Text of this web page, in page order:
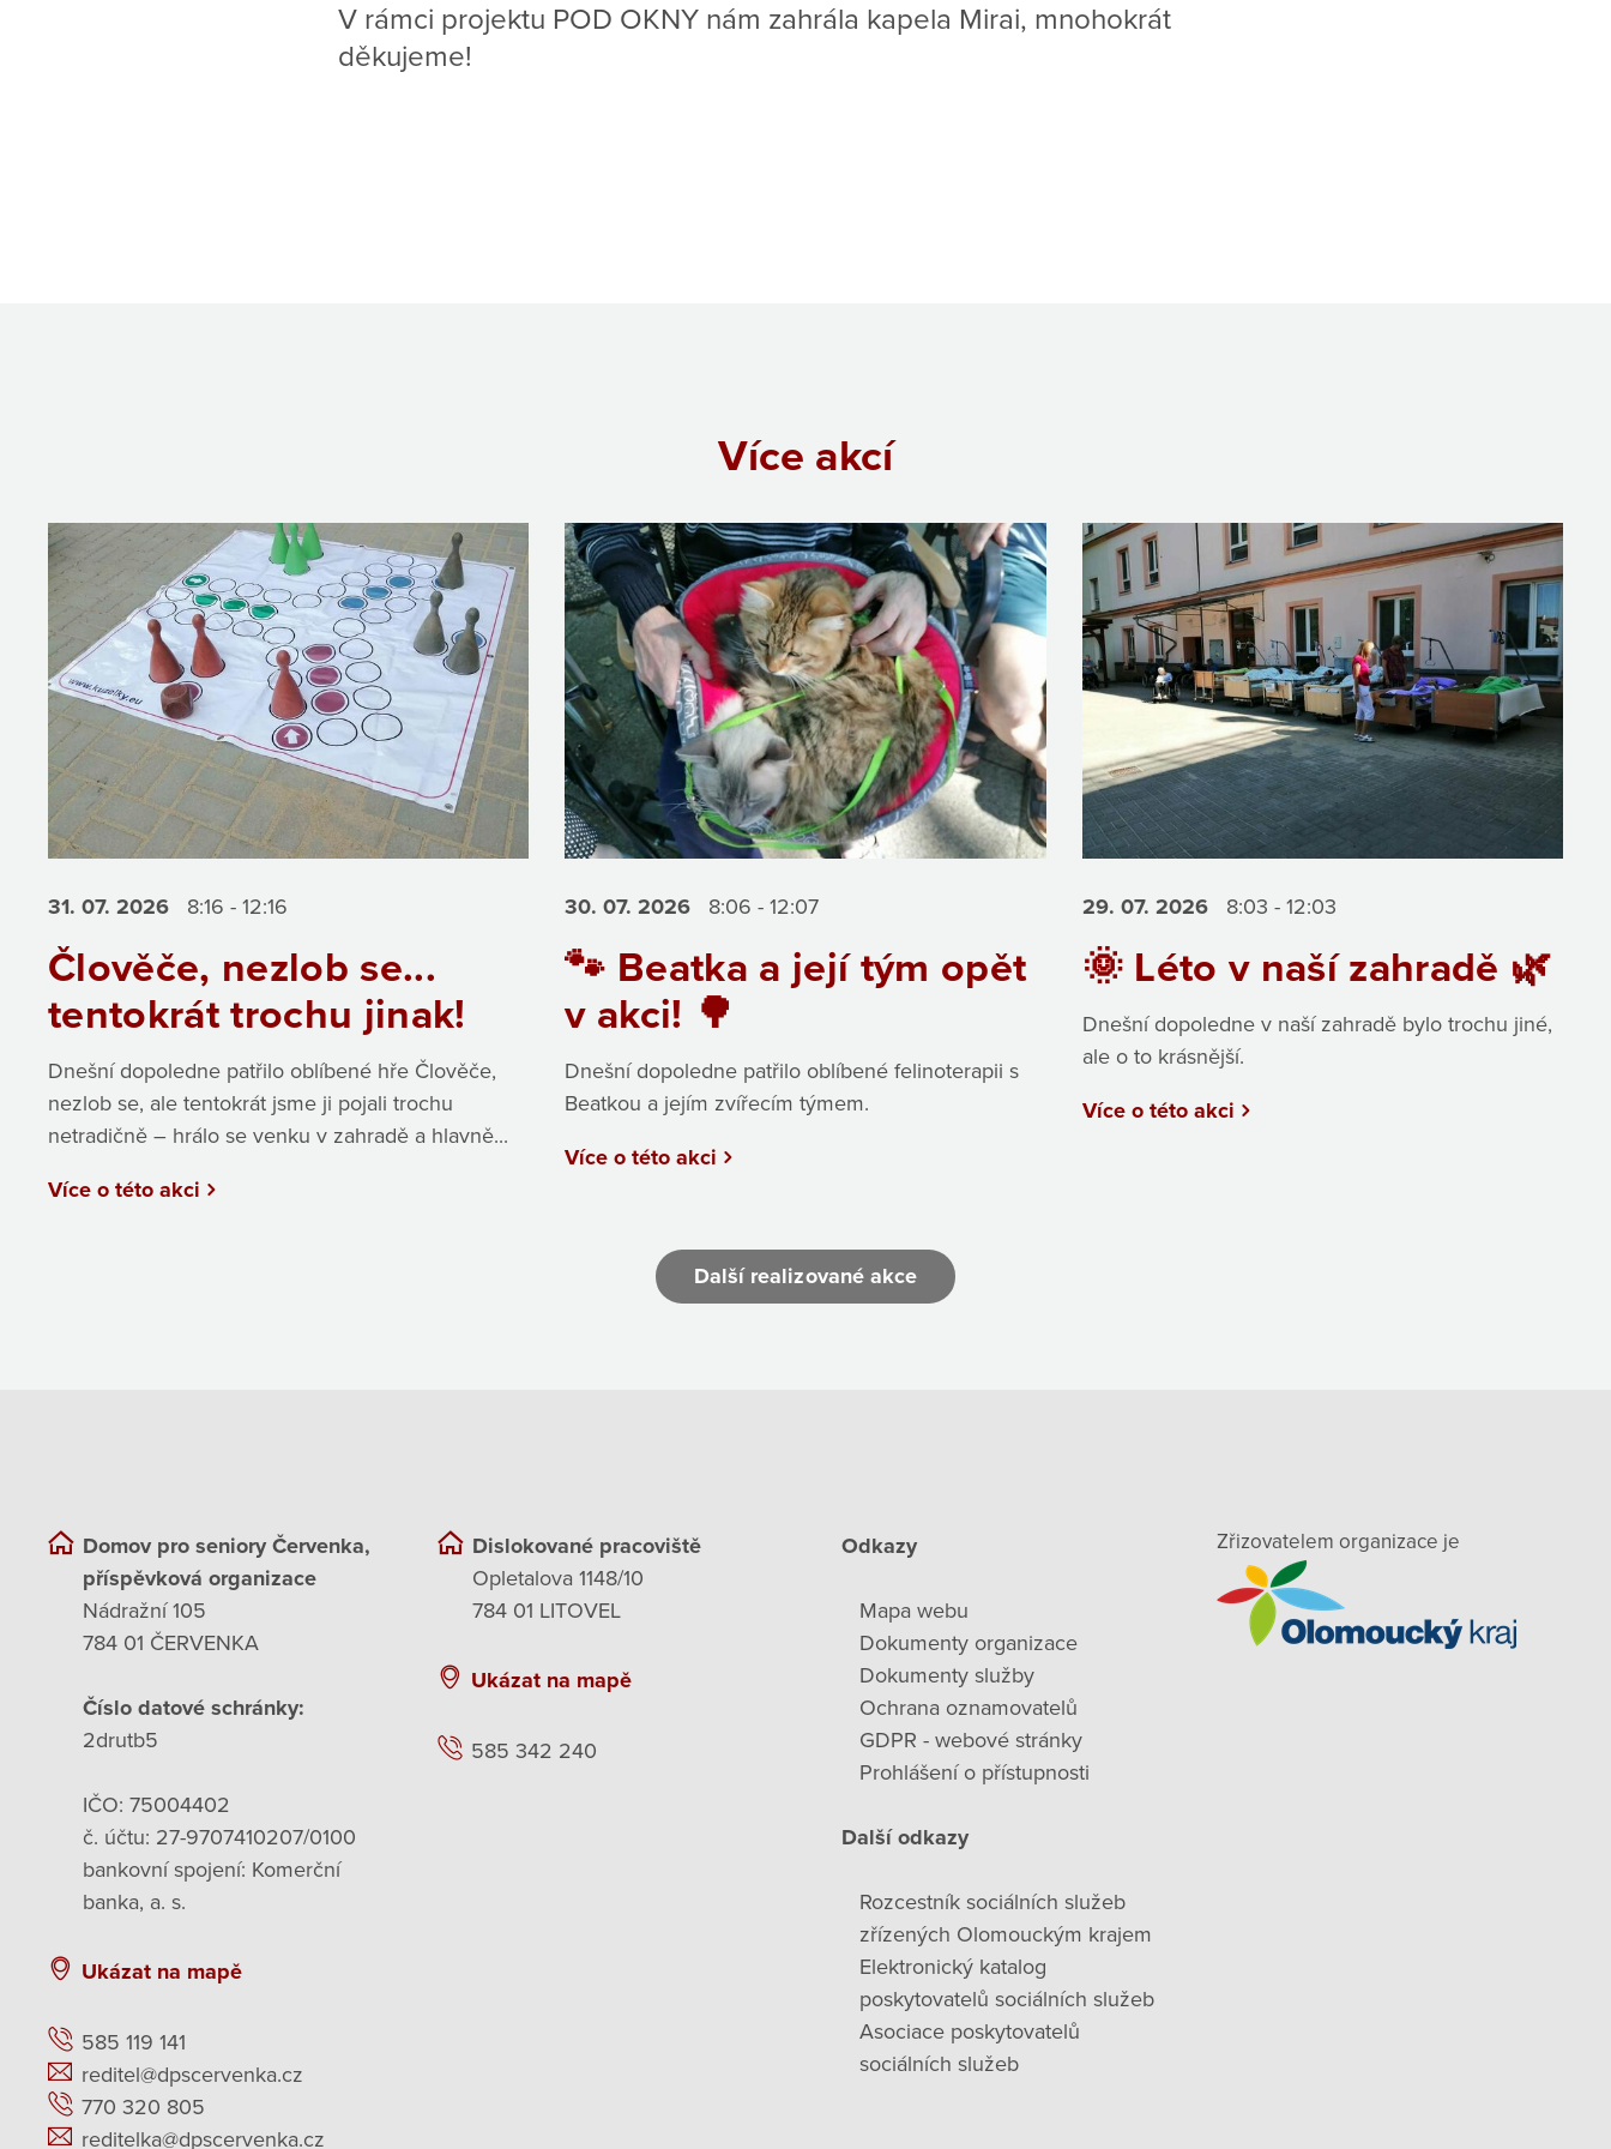
V rámci projektu POD OKNY nám zahrála kapela Mirai, mnohokrát
děkujeme!
Více akcí
31. 07. 2026 8:16 - 12:16
Člověče, nezlob se...
tentokrát trochu jinak!
Dnešní dopoledne patřilo oblíbené hře Člověče,
nezlob se, ale tentokrát jsme ji pojali trochu
netradičně – hrálo se venku v zahradě a hlavně...
Více o této akci
30. 07.2026 8:06 - 12:07
🐾 Beatka a její tým opět
v akci! 🌳
Dnešní dopoledne patřilo oblíbené felinoterapii s
Beatkou a jejím zvířecím týmem.
Více o této akci
29. 07. 2026 8:03 - 12:03
🌞 Léto v naší zahradě 🌿
Dnešní dopoledne v naší zahradě bylo trochu jiné,
ale o to krásnější.
Více o této akci
Další realizované akce
Domov pro seniory Červenka,
příspěvková organizace
Nádražní 105
784 01 ČERVENKA
Číslo datové schránky:
2drutb5
IČO: 75004402
č. účtu: 27-9707410207/0100
bankovní spojení: Komerční
banka, a. s.
Ukázat na mapě
585 119 141
reditel@dpscervenka.cz
770 320 805
reditelka@dpscervenka.cz
Dislokované pracoviště
Opletalova 1148/10
784 01 LITOVEL
Ukázat na mapě
585 342 240
Odkazy
Mapa webu
Dokumenty organizace
Dokumenty služby
Ochrana oznamovatelů
GDPR - webové stránky
Prohlášení o přístupnosti
Další odkazy
Rozcestník sociálních služeb
zřízených Olomouckým krajem
Elektronický katalog
poskytovatelů sociálních služeb
Asociace poskytovatelů
sociálních služeb
Zřizovatelem organizace je